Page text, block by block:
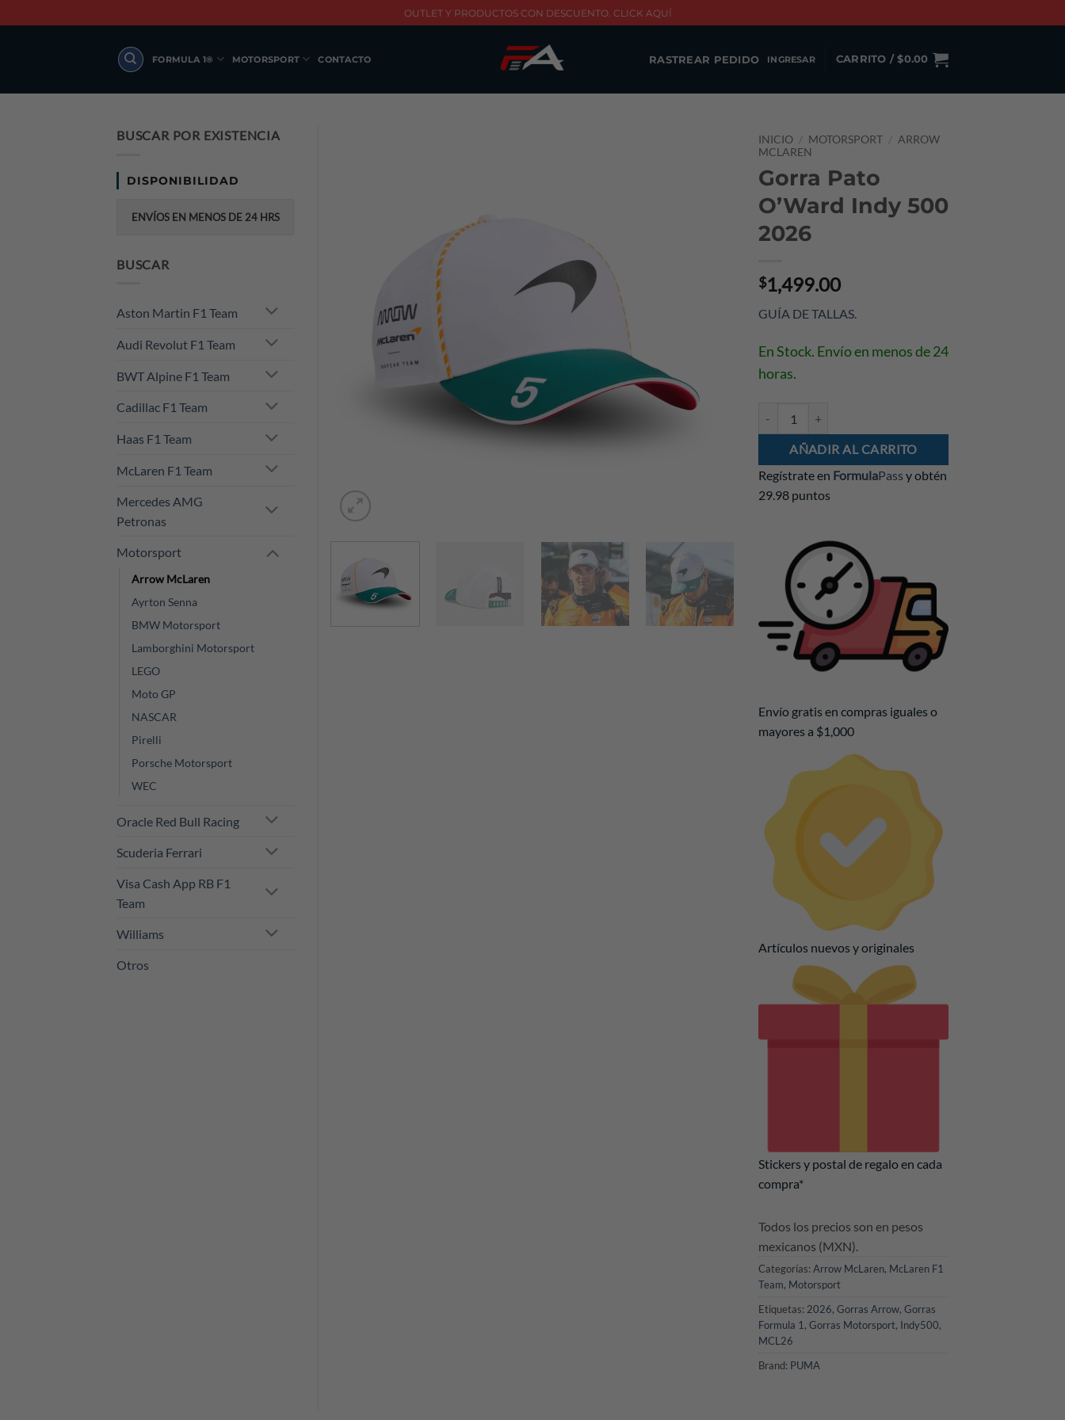
to
OUTLET Y PRODUCTOS CON DESCUENTO. CLICK AQUÍ
FORMULA 1® MOTORSPORT CONTACTO RASTREAR PEDIDO INGRESAR CARRITO /$0.00
INICIO / MOTORSPORT / ARROW
MCLAREN
Gorra Pato
O’Ward Indy 500
2026
$1,499.00
GUÍA DE TALLAS
En Stock. Envío en menos de 24
horas.
AÑADIR AL CARRITO
Regístrate en FormulaPass y obtén
29.98 puntos
Envío gratis en compras iguales o
mayores a $1,000
Artículos nuevos y originales
Stickers y postal de regalo en cada
compra*
Todos los precios son en pesos
mexicanos (MXN).
Categorías: Arrow McLaren, McLaren F1
Team, Motorsport
Etiquetas: 2026, Gorras Arrow, Gorras
Formula 1 , Gorras Motorsport, Indy500,
MCL26
Brand: PUMA
BUSCAR POR EXISTENCIA
DISPONIBILIDAD
ENVÍOS EN MENOS DE 24 HRS
BUSCAR
Aston Martin F1 Team
Audi Revolut F1 Team
BWT Alpine F1 Team
Cadillac F1 Team
Haas F1 Team
McLaren F1 Team
Mercedes AMG
Petronas
Motorsport
Arrow McLaren
Ayrton Senna
BMW Motorsport
Lamborghini Motorsport
LEGO
Moto GP
NASCAR
Pirelli
Porsche Motorsport
WEC
Oracle Red Bull Racing
Scuderia Ferrari
Visa Cash App RB F1
Team
Williams
Otros